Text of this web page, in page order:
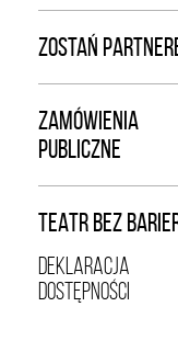
ZOSTAŃ
ZAMÓWIENIA
PUBLICZNE
TEATR BEZ
DEKLARACJA
DOSTĘPNOŚCI